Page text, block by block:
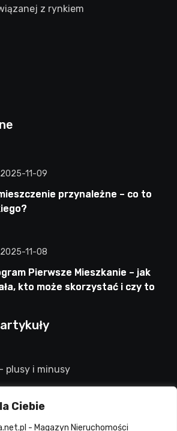
Ciebie
- Magazyn Nieruchomości
z rynkiem
2025-11-09
przynależne – co to
2025-11-08
Pierwsze Mieszkanie – jak
kto może skorzystać i czy to
plusy i minusy
– plusy i minusy